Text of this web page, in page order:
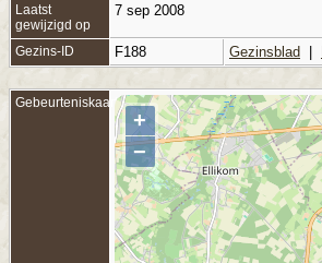
Laatst
gewijzigd op
7 sep 2008
Gezins-ID F188 Gezinsblad
Gebeurteniskaart
+
−